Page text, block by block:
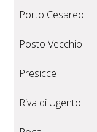
Porto Cesareo
Posto Vecchio
Presicce
Riva di Ugento